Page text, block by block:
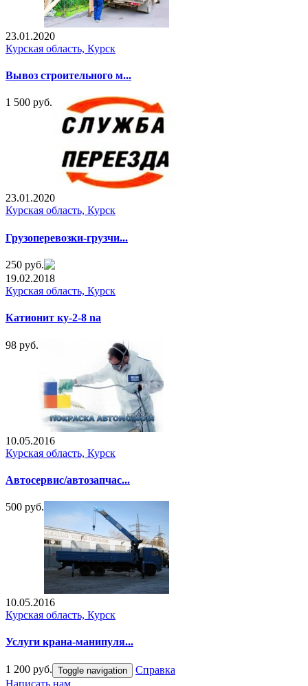
23.01.2020
Курская область, Курск
Вывоз строительного м...
1 500 руб.
23.01.2020
Курская область, Курск
Грузоперевозки-грузчи...
250 руб.
19.02.2018
Курская область, Курск
Катионит ку-2-8 na
98 руб.
10.05.2016
Курская область, Курск
Автосервис/автозапчас...
500 руб.
10.05.2016
Курская область, Курск
Услуги крана-манипуля...
1 200 руб. Toggle navigation
Справка
Написать нам